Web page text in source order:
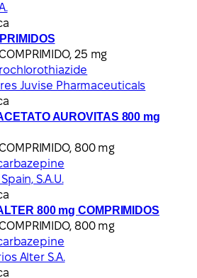
25 mg
Juvise Pharmaceuticals
AUROVITAS 800 mg
800 mg
S.A.U.
800 mg COMPRIMIDOS
800 mg
Alter S.A.